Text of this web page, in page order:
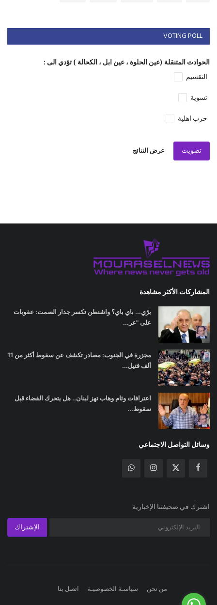
VOTING POLL
الحوادث المتنقلة (عين الحلوة ، عين ابل ، الكحالة ) تؤدي الى :
التقسيم
تسوية
حرب اهلية
تصويت عرض النتائج
المشاركات الأكثر مشاهدة
برّي... باي باي؟ واشنطن تكسر جدار الصمت: عقوبات
على "عر...
مجزرة في الجنوب: مصادر تكشف عن سقوط أكثر من 11
ألف قتيل...
اعترافات وئام وهاب تهز لبنان.. هل يتحرك القضاء قبل
سقوط...
وسائل التواصل الاجتماعي
اشترك في صحيفتنا الإخبارية
الإشتراك
من نحن سياسـة الخصوصيـة اتصل بنا